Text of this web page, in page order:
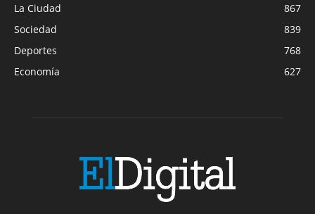
La Ciudad
867
Sociedad
839
Deportes
768
Economía
627